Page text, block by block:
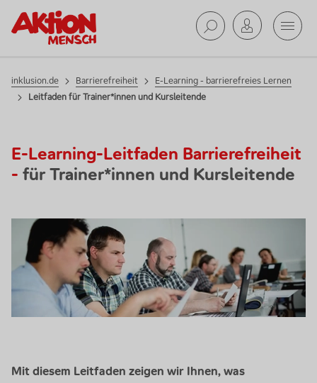
E-Learning -
barrierefreies
Lernen
inklusion.de Barrierefreiheit
E-Learning - barrierefreies Lernen
Leitfaden für Trainer*innen und Kursleitende
E-Learning-Leitfaden Barrierefreiheit
- für Trainer*innen und Kursleitende
Mit diesem Leitfaden zeigen wir Ihnen, was